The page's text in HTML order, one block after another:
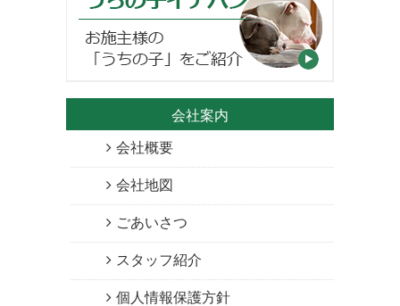
会社案内
会社概要
会社地図
ごあいさつ
スタッフ紹介
個人情報保護方針